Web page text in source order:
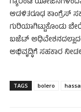
ಆಡಳಿತರೂಢ ಕಾಂಗ್ರೆಸ್
ಗುರಿಯಾಗಿಟ್ಟುಕೊಂಡು
ಬಜೆಟ್
ಅಭಿವೃದ್ಧಿಗೆ ಸಹಕಾರ
TAGS bolero